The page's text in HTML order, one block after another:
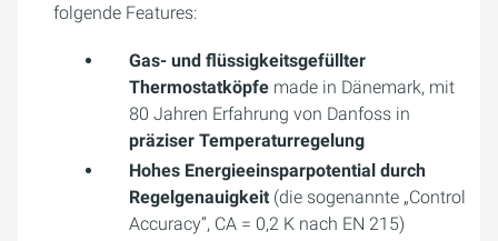
folgende Features:
Gas- und flüssigkeitsgefüllter
Thermostatköpfe made in Dänemark, mit
80 Jahren Erfahrung von Danfoss in
präziser Temperaturregelung
Hohes Energieeinsparpotential durch
Regelgenauigkeit (die sogenannte „Control
Accuracy“, CA = 0,2 K nach EN 215)